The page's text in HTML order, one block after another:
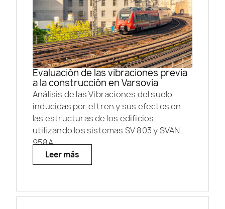
Evaluación de las vibraciones previa
a la construcción en Varsovia
Análisis de las Vibraciones del suelo
inducidas por el tren y sus efectos en
las estructuras de los edificios
utilizando los sistemas SV 803 y SVAN
958A.
Leer más